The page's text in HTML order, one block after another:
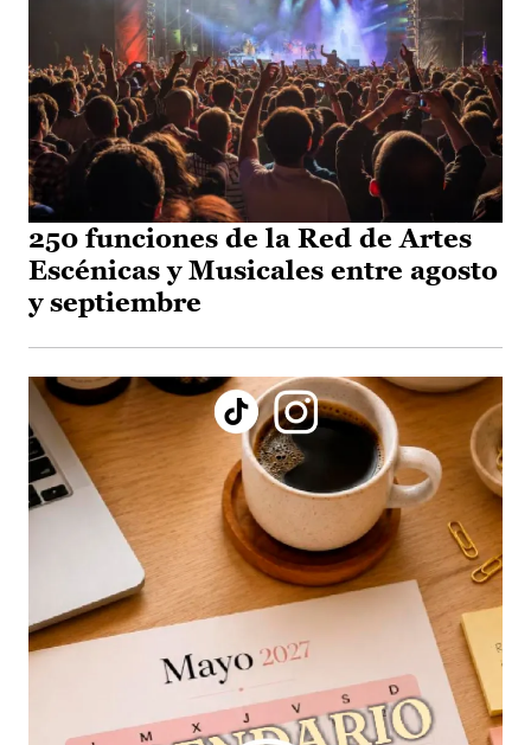
250 funciones de la Red de Artes
Escénicas y Musicales entre agosto
y septiembre